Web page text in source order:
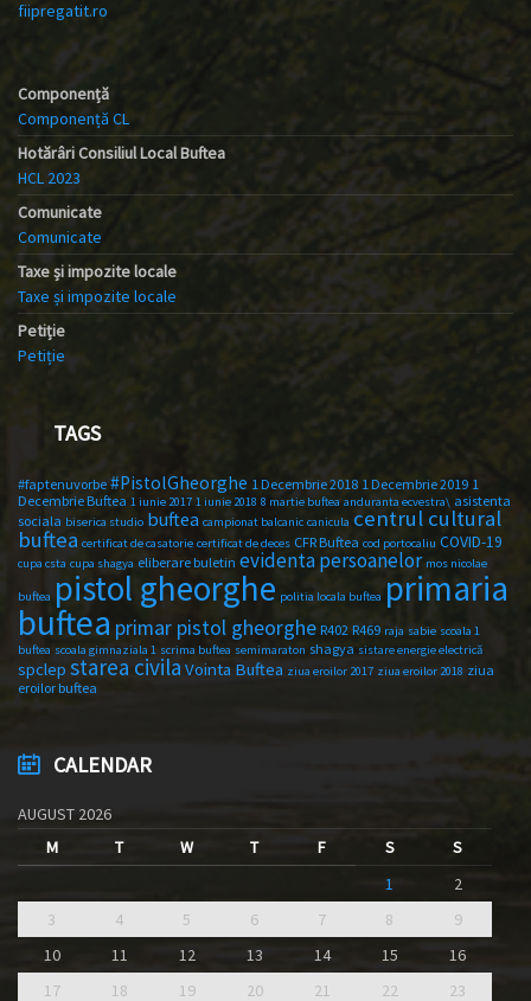
fiipregatit.ro
Componență
Componență CL
Hotărâri Consiliul Local Buftea
HCL 2023
Comunicate
Comunicate
Taxe și impozite locale
Taxe și impozite locale
Petiție
Petiție
TAGS
#faptenuvorbe #PistolGheorghe 1 Decembrie 2018 1 Decembrie 2019 1
Decembrie Buftea 1 iunie 2017 1 iunie 2018 8 martie buftea anduranta ecvestra\ asistenta
sociala biserica studio buftea campionat balcanic canicula centrul cultural
buftea certificat de casatorie certificat de deces CFR Buftea cod portocaliu COVID-19
cupa csta cupa shagya eliberare buletin evidenta persoanelor mos nicolae
buftea pistol gheorghe politia locala buftea primaria
buftea primar pistol gheorghe R402 R469 raja sabie scoala 1
buftea scoala gimnaziala 1 scrima buftea semimaraton shagya sistare energie electrică
spclep starea civila Vointa Buftea ziua eroilor 2017 ziua eroilor 2018 ziua
eroilor buftea
CALENDAR
AUGUST 2026
M
T W T F S
S
1
2
3
4 5 6 7 8
9
10
11 12 13 14 15
16
17
18 19 20 21 22 23